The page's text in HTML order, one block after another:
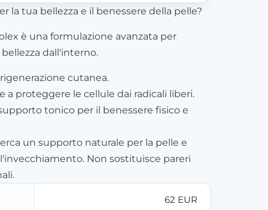
la tua bellezza e il benessere della pelle?
è una formulazione avanzata per
dall'interno.
cutanea.
a proteggere le cellule dai radicali liberi.
tonico per il benessere fisico e
un supporto naturale per la pelle e
Non sostituisce pareri
62 EUR